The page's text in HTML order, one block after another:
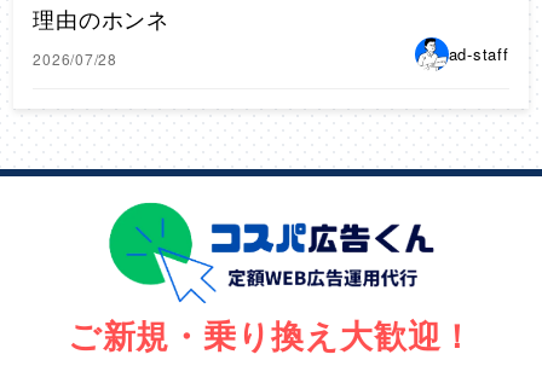
理由のホンネ
2026/07/28 ad-staff
ご新規・乗り換え大歓迎！